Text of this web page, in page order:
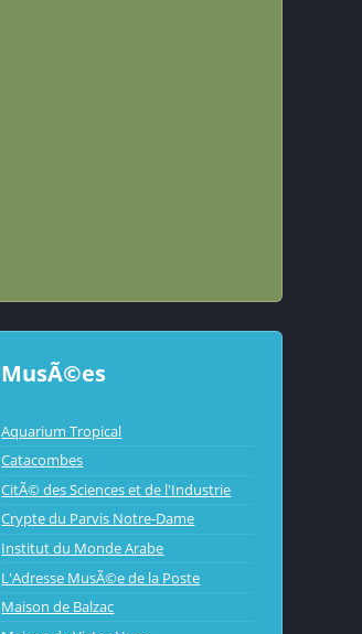
MusÃ©es
Aquarium Tropical
Catacombes
CitÃ© des Sciences et de l'Industrie
Crypte du Parvis Notre-Dame
Institut du Monde Arabe
L'Adresse MusÃ©e de la Poste
Maison de Balzac